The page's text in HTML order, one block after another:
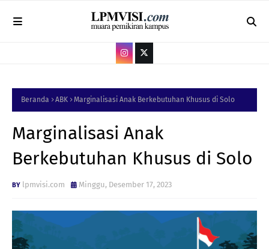
Beranda ABK Marginalisasi Anak Berkebutuhan Khusus di Solo
Marginalisasi Anak
Berkebutuhan Khusus di Solo
lpmvisi.com Minggu, Desember 17, 2023